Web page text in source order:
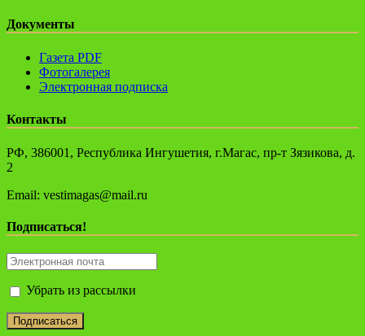
Документы
Газета PDF
Фотогалерея
Электронная подписка
Контакты
РФ, 386001, Республика Ингушетия, г.Магас, пр-т Зязикова, д.
2
Email: vestimagas@mail.ru
Подписаться!
Убрать из рассылки